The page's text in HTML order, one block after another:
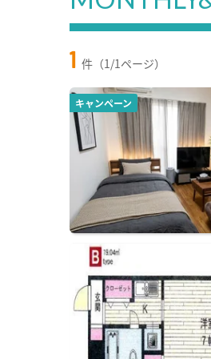
1 件（1/1ページ）
キャンペーン